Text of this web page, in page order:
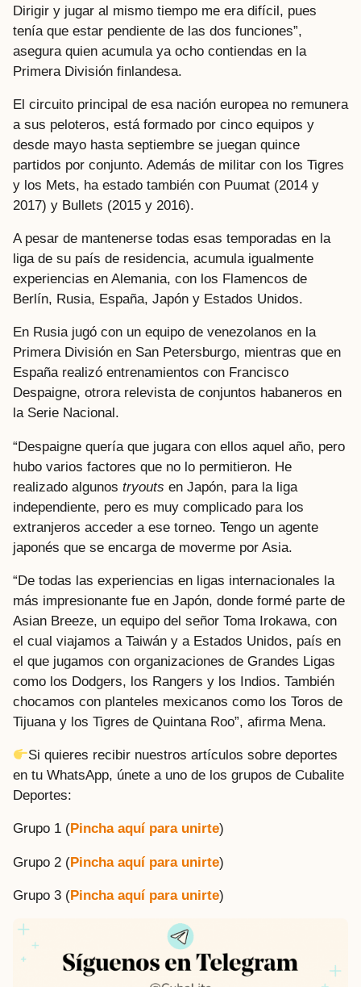
Dirigir y jugar al mismo tiempo me era difícil, pues
tenía que estar pendiente de las dos funciones”,
asegura quien acumula ya ocho contiendas en la
Primera División finlandesa.
El circuito principal de esa nación europea no remunera
a sus peloteros, está formado por cinco equipos y
desde mayo hasta septiembre se juegan quince
partidos por conjunto. Además de militar con los Tigres
y los Mets, ha estado también con Puumat (2014 y
2017) y Bullets (2015 y 2016).
A pesar de mantenerse todas esas temporadas en la
liga de su país de residencia, acumula igualmente
experiencias en Alemania, con los Flamencos de
Berlín, Rusia, España, Japón y Estados Unidos.
En Rusia jugó con un equipo de venezolanos en la
Primera División en San Petersburgo, mientras que en
España realizó entrenamientos con Francisco
Despaigne, otrora relevista de conjuntos habaneros en
la Serie Nacional.
“Despaigne quería que jugara con ellos aquel año, pero
hubo varios factores que no lo permitieron. He
realizado algunos tryouts en Japón, para la liga
independiente, pero es muy complicado para los
extranjeros acceder a ese torneo. Tengo un agente
japonés que se encarga de moverme por Asia.
“De todas las experiencias en ligas internacionales la
más impresionante fue en Japón, donde formé parte de
Asian Breeze, un equipo del señor Toma Irokawa, con
el cual viajamos a Taiwán y a Estados Unidos, país en
el que jugamos con organizaciones de Grandes Ligas
como los Dodgers, los Rangers y los Indios. También
chocamos con planteles mexicanos como los Toros de
Tijuana y los Tigres de Quintana Roo”, afirma Mena.
Si quieres recibir nuestros artículos sobre deportes
en tu WhatsApp, únete a uno de los grupos de Cubalite
Deportes:
Grupo 1 (Pincha aquí para unirte)
Grupo 2 (Pincha aquí para unirte)
Grupo 3 (Pincha aquí para unirte)